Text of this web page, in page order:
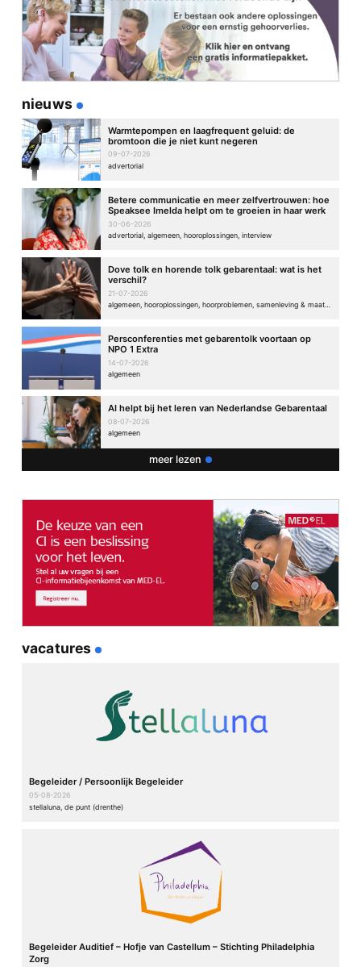
Naam *
Site
nieuws
Warmtepompen en laagfrequent geluid: de
bromtoon die je niet kunt negeren
09-07-2026
advertorial
Betere communicatie en meer zelfvertrouwen: hoe
Speaksee Imelda helpt om te groeien in haar werk
30-06-2026
advertorial, algemeen, hooroplossingen, interview
Dove tolk en horende tolk gebarentaal: wat is het
verschil?
21-07-2026
Persconferenties met gebarentolk voortaan op
NPO 1 Extra
14-07-2026
algemeen
AI helpt bij het leren van Nederlandse Gebarentaal
08-07-2026
algemeen
meer lezen
vacatures
Begeleider / Persoonlijk Begeleider
05-08-2026
stellaluna, de punt (drenthe)
Begeleider Auditief – Hofje van Castellum – Stichting Philadelphia
Zorg